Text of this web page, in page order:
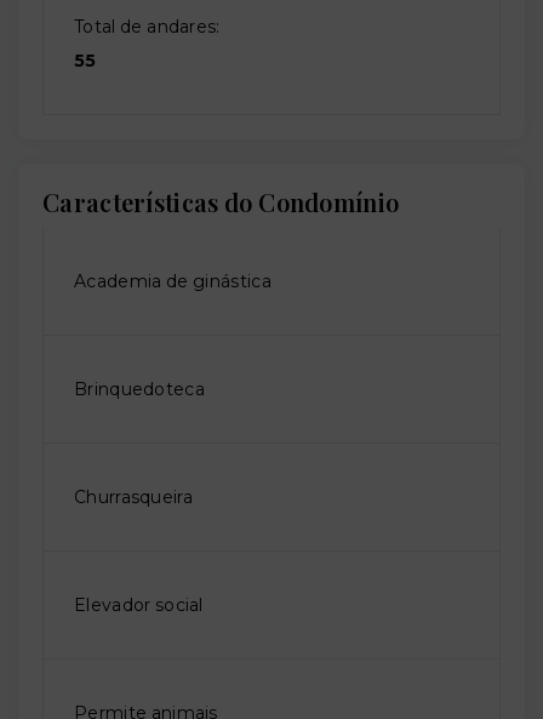
Total de andares:
55
Características do Condomínio
Academia de ginástica
Brinquedoteca
Churrasqueira
Elevador social
Permite animais